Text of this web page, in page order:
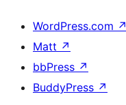
WordPress.com ↗
Matt ↗
bbPress ↗
BuddyPress ↗